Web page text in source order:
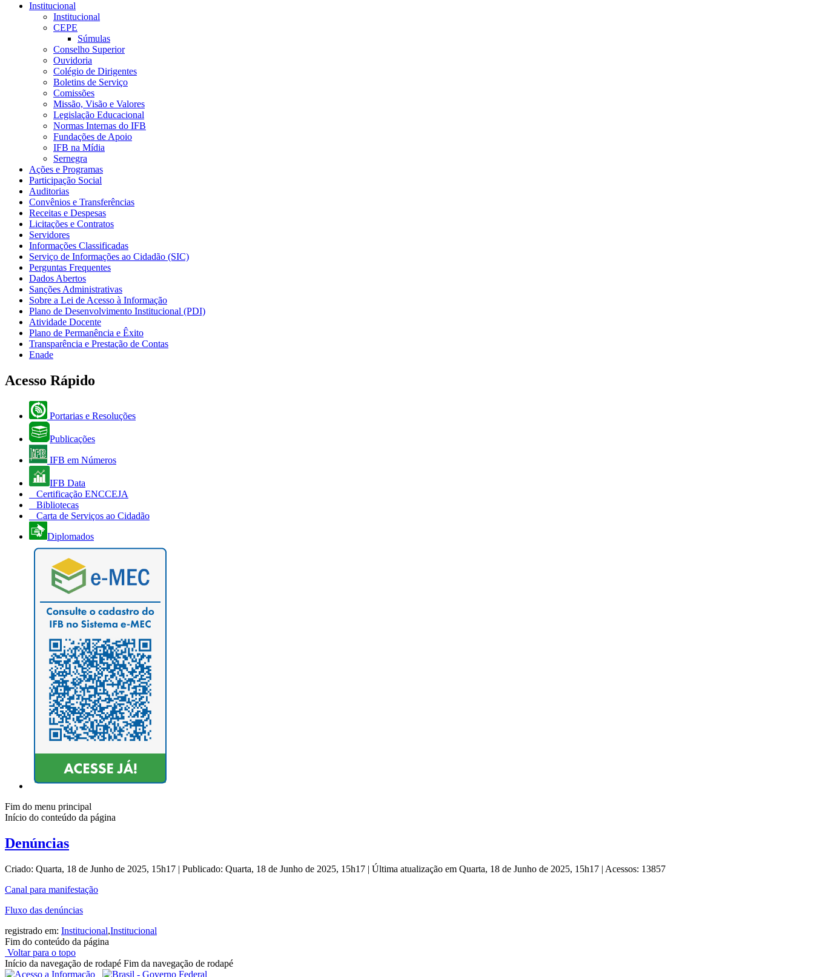
Institucional
Institucional
CEPE
Súmulas
Conselho Superior
Ouvidoria
Colégio de Dirigentes
Boletins de Serviço
Comissões
Missão, Visão e Valores
Legislação Educacional
Normas Internas do IFB
Fundações de Apoio
IFB na Mídia
Sernegra
Ações e Programas
Participação Social
Auditorias
Convênios e Transferências
Receitas e Despesas
Licitações e Contratos
Servidores
Informações Classificadas
Serviço de Informações ao Cidadão (SIC)
Perguntas Frequentes
Dados Abertos
Sanções Administrativas
Sobre a Lei de Acesso à Informação
Plano de Desenvolvimento Institucional (PDI)
Atividade Docente
Plano de Permanência e Êxito
Transparência e Prestação de Contas
Enade
Acesso Rápido
Portarias e Resoluções
Publicações
IFB em Números
IFB Data
Certificação ENCCEJA
Bibliotecas
Carta de Serviços ao Cidadão
Diplomados
Fim do menu principal
Início do conteúdo da página
Denúncias
Criado: Quarta, 18 de Junho de 2025, 15h17 | Publicado: Quarta, 18 de Junho de 2025, 15h17 | Última atualização em Quarta, 18 de Junho de 2025, 15h17 | Acessos: 13857
Canal para manifestação
Fluxo das denúncias
registrado em: Institucional,Institucional
Fim do conteúdo da página
Voltar para o topo
Início da navegação de rodapé Fim da navegação de rodapé